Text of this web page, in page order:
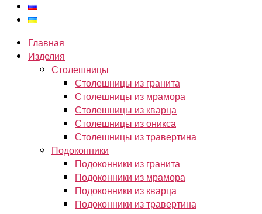
Главная
Изделия
Столешницы
Столешницы из гранита
Столешницы из мрамора
Столешницы из кварца
Столешницы из оникса
Столешницы из травертина
Подоконники
Подоконники из гранита
Подоконники из мрамора
Подоконники из кварца
Подоконники из травертина